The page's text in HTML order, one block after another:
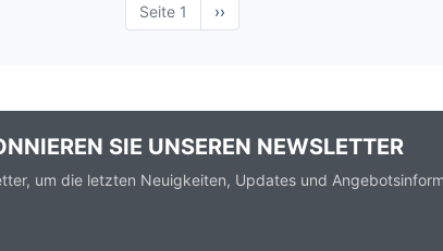
Seite 1
Nächste
Seite
››
SIE UNSEREN NEWSLETTER
um die letzten Neuigkeiten, Updates und